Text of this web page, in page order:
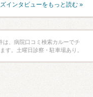
ズインタビューをもっと読む »
は、病院口コミ検索カルーでチ
す。土曜日診察・駐車場あり。